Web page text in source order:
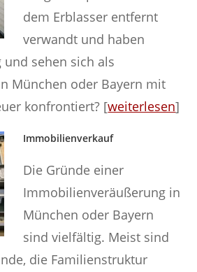
dem Erblasser entfernt
verwandt und haben
und sehen sich als
München oder Bayern mit
konfrontiert? [weiterlesen]
Immobilienverkauf
Die Gründe einer
Immobilienveräußerung in
München oder Bayern
sind vielfältig. Meist sind
die Familienstruktur